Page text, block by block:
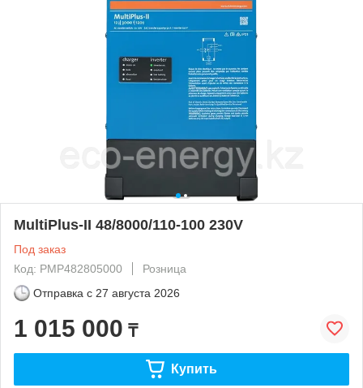
MultiPlus-II 48/8000/110-100 230V
Под заказ
Код: PMP482805000
Розница
Отправка с 27 августа 2026
1 015 000 ₸
Купить